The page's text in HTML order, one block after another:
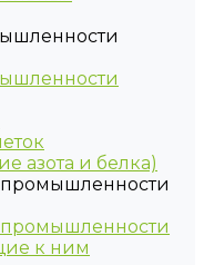
азота и белка)
к ним